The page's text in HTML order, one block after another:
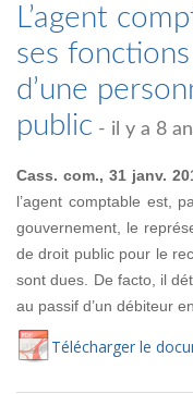
L’agent
ses
d’une
public - il y a 8
Cass. com., 31 janv.
l’agent comptable est,
gouvernement, le
de droit public pour le
sont dues. De facto, il
au passif d’un débiteur
Télécharger le